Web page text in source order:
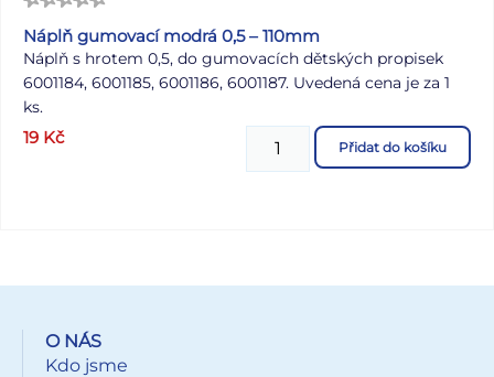
Náplň gumovací modrá 0,5 – 110mm
Náplň s hrotem 0,5, do gumovacích dětských propisek
6001184, 6001185, 6001186, 6001187. Uvedená cena je za 1
ks.
19 Kč Přidat do košíku
O NÁS
Kdo jsme